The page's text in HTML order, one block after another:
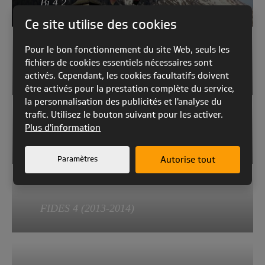
Poids total en vol:
5,15
Poids du parapente:
7,1 - 7,55
Poids total en vol:
110 - 220
Bi 4 2
EN/LTF B
Allongement a plat
5.20
Poids du parapente
7.8
Poids total en vol
120 - 220
FIDES 5
Allongement a plat
4,72
4,2-5,1
Poids total en vol
FIDES 4 (2013-2014)
Ce site utilise des cookies
Pour le bon fonctionnement du site Web, seuls les
fichiers de cookies essentiels nécessaires sont
activés. Cependant, les cookies facultatifs doivent
être activés pour la prestation complète du service,
la personnalisation des publicités et l'analyse du
trafic. Utilisez le bouton suivant pour les activer.
Plus d'information
Paramètres Autorise tout